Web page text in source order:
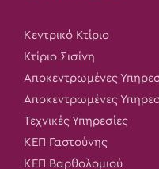
Κεντρικό Κτίριο
Κτίριο Σισίνη
Αποκεντρωμένες
Αποκεντρωμένες
Τεχνικές Υπηρεσίες
ΚΕΠ Γαστούνης
ΚΕΠ Βαρθολομιού